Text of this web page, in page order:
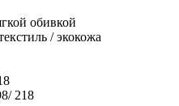
обивкой
/ экокожа
218